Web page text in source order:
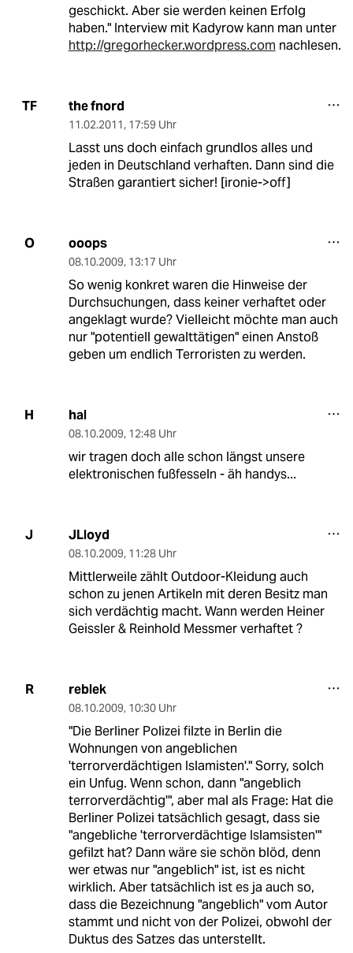
geschickt. Aber sie werden keinen Erfolg
haben." Interview mit Kadyrow kann man unter
http://gregorhecker.wordpress.com nachlesen.
TF the fnord
11.02.2011, 17:59 Uhr
Lasst uns doch einfach grundlos alles und
jeden in Deutschland verhaften. Dann sind die
Straßen garantiert sicher! [ironie->off]
O ooops
08.10.2009, 13:17 Uhr
So wenig konkret waren die Hinweise der
Durchsuchungen, dass keiner verhaftet oder
angeklagt wurde? Vielleicht möchte man auch
nur "potentiell gewalttätigen" einen Anstoß
geben um endlich Terroristen zu werden.
H hal
08.10.2009, 12:48 Uhr
wir tragen doch alle schon längst unsere
elektronischen fußfesseln - äh handys...
J JLloyd
08.10.2009, 11:28 Uhr
Mittlerweile zählt Outdoor-Kleidung auch
schon zu jenen Artikeln mit deren Besitz man
sich verdächtig macht. Wann werden Heiner
Geissler & Reinhold Messmer verhaftet ?
R reblek
08.10.2009, 10:30 Uhr
"Die Berliner Polizei filzte in Berlin die
Wohnungen von angeblichen
'terrorverdächtigen Islamisten'." Sorry, solch
ein Unfug. Wenn schon, dann "angeblich
terrorverdächtig'", aber mal als Frage: Hat die
Berliner Polizei tatsächlich gesagt, dass sie
"angebliche 'terrorverdächtige Islamsisten'"
gefilzt hat? Dann wäre sie schön blöd, denn
wer etwas nur "angeblich" ist, ist es nicht
wirklich. Aber tatsächlich ist es ja auch so,
dass die Bezeichnung "angeblich" vom Autor
stammt und nicht von der Polizei, obwohl der
Duktus des Satzes das unterstellt.